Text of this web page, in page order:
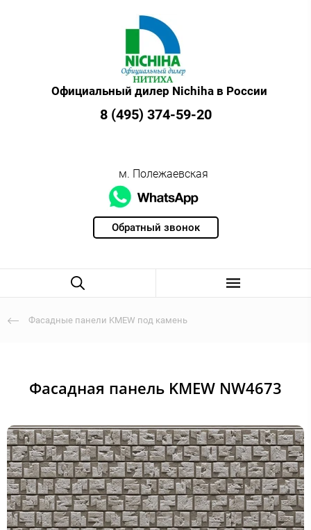
Обратный звонок
Официальный дилер Nichiha в России
8 (495) 374-59-20
м. Полежаевская
Фасадные панели KMEW под камень
Фасадная панель KMEW NW4673